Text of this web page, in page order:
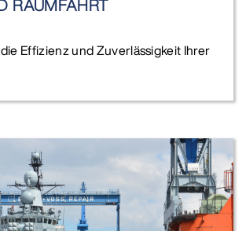
RAUMFAHRT
Effizienz und Zuverlässigkeit Ihrer